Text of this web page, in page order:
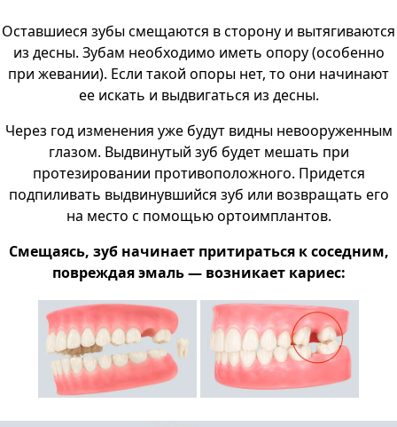
Оставшиеся зубы смещаются в сторону и вытягиваются
из десны. Зубам необходимо иметь опору (особенно
при жевании). Если такой опоры нет, то они начинают
ее искать и выдвигаться из десны.
Через год изменения уже будут видны невооруженным
глазом. Выдвинутый зуб будет мешать при
протезировании противоположного. Придется
подпиливать выдвинувшийся зуб или возвращать его
на место с помощью ортоимплантов.
Смещаясь, зуб начинает притираться к соседним,
повреждая эмаль — возникает кариес: